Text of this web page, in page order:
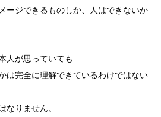
ージできるものしか、人はできないか
人が思っていても
は完全に理解できているわけではない
なりません。